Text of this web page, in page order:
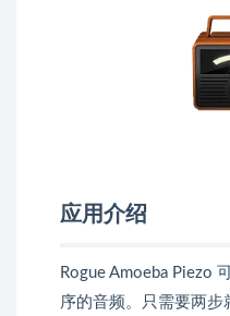
应用介绍
Rogue Amoeba Piezo
序的音频。只需要两